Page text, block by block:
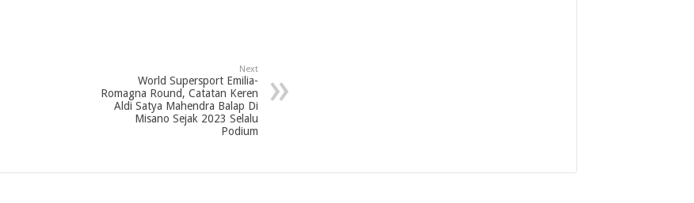
Next
World Supersport Emilia-
Romagna Round, Catatan Keren
Aldi Satya Mahendra Balap Di
Misano Sejak 2023 Selalu
Podium